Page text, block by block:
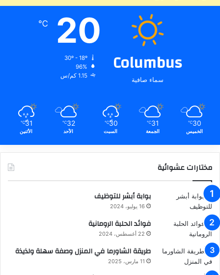
Columbus
سماء صافية
20
℃
96%
1.15 كم/س
30
℃
الخميس
31
℃
الجمعة
30
℃
السبت
32
℃
الأحد
31
℃
الأثنين
مختارات عشوائية
بوابة أبشر للتوظيف
16 يوليو، 2024
فوائد الحلبة الرومانية
22 أغسطس، 2024
طريقة الشاورما في المنزل وصفة سهلة ولذيذة
11 مارس، 2025